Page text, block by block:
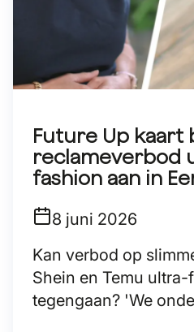
Future Up kaart
reclameverbod
fashion aan in
8 juni 2026
Kan verbod op
Shein en Temu
tegengaan? 'We